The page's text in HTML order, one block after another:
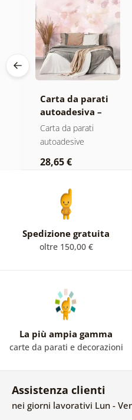
Carta da parati
autoadesiva –
Foglie con
sfumatura
Carta da parati
autoadesive
28,65 €
Spedizione gratuita
oltre 150,00 €
La più ampia gamma
carte da parati e decorazioni
Assistenza clienti
nei giorni lavorativi Lun -